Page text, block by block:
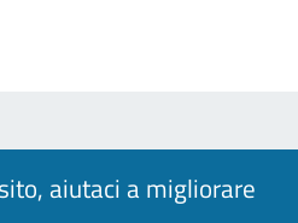
aiutaci a migliorare